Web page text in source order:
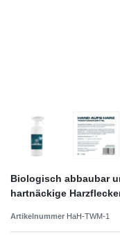
Biologisch abbaubar
hartnäckige
Artikelnummer HaH-TWM-1